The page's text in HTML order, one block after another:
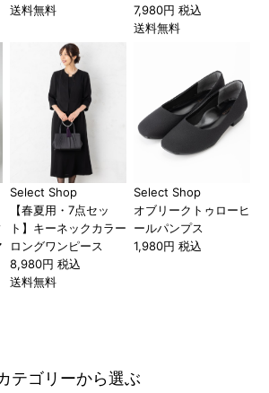
送料無料
7,980円 税込
送料無料
Select Shop
【春夏用・7点セッ
ト】キーネックカラー
ロングワンピース
8,980円 税込
送料無料
Select Shop
オブリークトゥローヒ
ールパンプス
1,980円 税込
テゴリーから選ぶ